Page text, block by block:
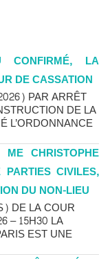
CONFIRMÉ, LA
DE CASSATION
PAR ARRÊT
DE LA
L’ORDONNANCE
CHRISTOPHE
CIVILES,
DU NON-LIEU
DE LA COUR
– 15H30 LA
EST UNE